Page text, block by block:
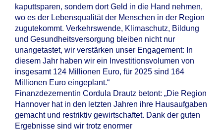
kaputtsparen, sondern dort Geld in die Hand nehmen,
wo es der Lebensqualität der Menschen in der Region
zugutekommt. Verkehrswende, Klimaschutz, Bildung
und Gesundheitsversorgung bleiben nicht nur
unangetastet, wir verstärken unser Engagement: In
diesem Jahr haben wir ein Investitionsvolumen von
insgesamt 124 Millionen Euro, für 2025 sind 164
Millionen Euro eingeplant.“
Finanzdezernentin Cordula Drautz betont: „Die Region
Hannover hat in den letzten Jahren ihre Hausaufgaben
gemacht und restriktiv gewirtschaftet. Dank der guten
Ergebnisse sind wir trotz enormer